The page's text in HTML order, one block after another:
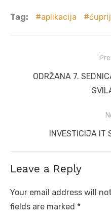
Tag: aplikacija
navigation
PreviousODRŽANA 7.
Next
INVESTICIJA IT
Leave a Reply
Your email address will
fields are marked *